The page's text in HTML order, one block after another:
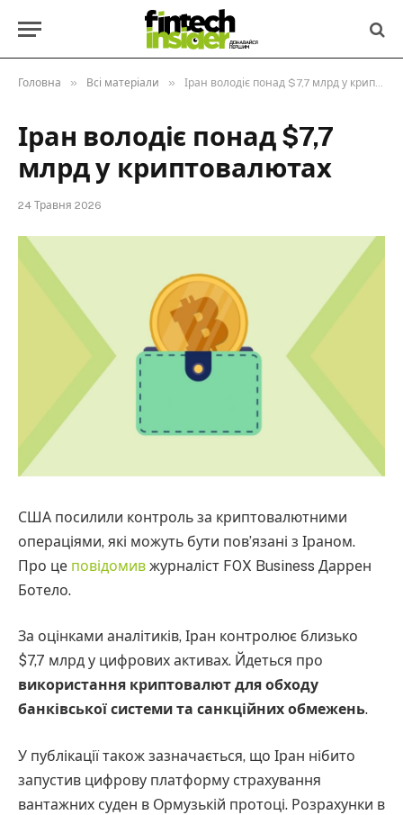
Головна » Всі матеріали » Іран володіє понад $7,7 млрд у криптовалютах
Іран володіє понад $7,7
млрд у криптовалютах
24 Травня 2026
США посилили контроль за криптовалютними
операціями, які можуть бути пов’язані з Іраном.
Про це повідомив журналіст FOX Business Даррен
Ботело.
За оцінками аналітиків, Іран контролює близько
$7,7 млрд у цифрових активах. Йдеться про
використання криптовалют для обходу
банківської системи та санкційних обмежень.
У публікації також зазначається, що Іран нібито
запустив цифрову платформу страхування
вантажних суден в Ормузькій протоці. Розрахунки в